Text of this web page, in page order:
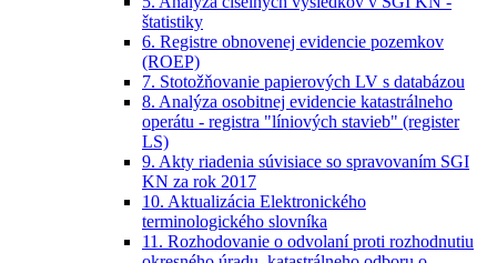
štatistiky
6. Registre obnovenej evidencie pozemkov
(ROEP)
7. Stotožňovanie papierových LV s databázou
8. Analýza osobitnej evidencie katastrálneho
operátu - registra "líniových stavieb" (register
LS)
9. Akty riadenia súvisiace so spravovaním SGI
KN za rok 2017
10. Aktualizácia Elektronického
terminologického slovníka
11. Rozhodovanie o odvolaní proti rozhodnutiu